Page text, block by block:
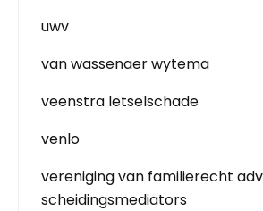
uwv
van wassenaer wytema
veenstra letselschade
venlo
vereniging van familierecht
scheidingsmediators